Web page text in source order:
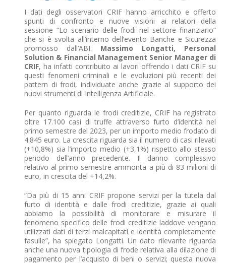
I dati degli osservatori CRIF hanno arricchito e offerto
spunti di confronto e nuove visioni ai relatori della
sessione “Lo scenario delle frodi nel settore finanziario”
che si è svolta all’interno dell’evento Banche e Sicurezza
promosso dall’ABI. Massimo Longatti, Personal
Solution & Financial Management Senior Manager di
CRIF, ha infatti contribuito ai lavori offrendo i dati CRIF su
questi fenomeni criminali e le evoluzioni più recenti dei
pattern di frodi, individuate anche grazie al supporto dei
nuovi strumenti di Intelligenza Artificiale.
Per quanto riguarda le frodi creditizie, CRIF ha registrato
oltre 17.100 casi di truffe attraverso furto d’identità nel
primo semestre del 2023, per un importo medio frodato di
4.845 euro. La crescita riguarda sia il numero di casi rilevati
(+10,8%) sia l’importo medio (+3,1%) rispetto allo stesso
periodo dell’anno precedente. Il danno complessivo
relativo al primo semestre ammonta a più di 83 milioni di
euro, in crescita del +14,2%.
“Da più di 15 anni CRIF propone servizi per la tutela dal
furto di identità e dalle frodi creditizie, grazie ai quali
abbiamo la possibilità di monitorare e misurare il
fenomeno specifico delle frodi creditizie laddove vengano
utilizzati dati di terzi malcapitati e identità completamente
fasulle”, ha spiegato Longatti. Un dato rilevante riguarda
anche una nuova tipologia di frode relativa alla dilazione di
pagamento per l’acquisto di beni o servizi; questa nuova